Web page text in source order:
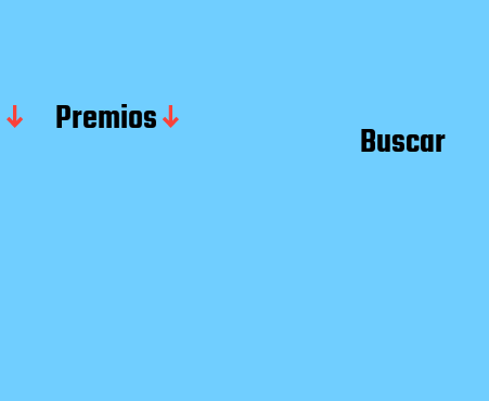
Premios
Buscar